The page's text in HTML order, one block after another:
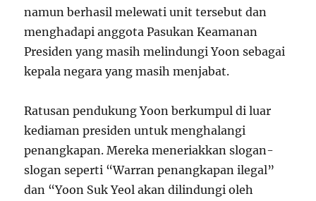
namun berhasil melewati unit tersebut dan
menghadapi anggota Pasukan Keamanan
Presiden yang masih melindungi Yoon sebagai
kepala negara yang masih menjabat.
Ratusan pendukung Yoon berkumpul di luar
kediaman presiden untuk menghalangi
penangkapan. Mereka meneriakkan slogan-
slogan seperti “Warran penangkapan ilegal”
dan “Yoon Suk Yeol akan dilindungi oleh